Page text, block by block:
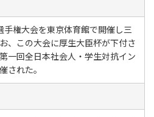
権大会を東京体育館で開催し三
、この大会に厚生大臣杯が下付さ
一回全日本社会人・学生対抗イン
された。